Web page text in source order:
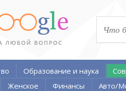
Образование и наука
Женское Финансы Авто/